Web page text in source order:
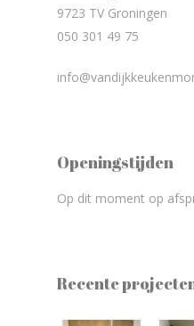
9723 TV Groningen
050 301 49 75
Openingstijden
Op dit moment op
Recente